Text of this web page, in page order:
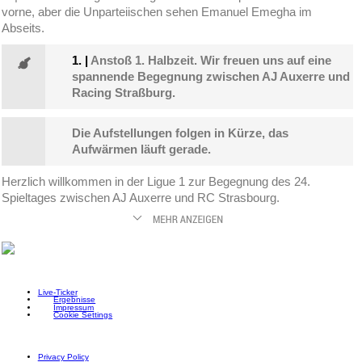
vorne, aber die Unparteiischen sehen Emanuel Emegha im
Abseits.
1. | Anstoß 1. Halbzeit. Wir freuen uns auf eine
spannende Begegnung zwischen AJ Auxerre und
Racing Straßburg.
Die Aufstellungen folgen in Kürze, das
Aufwärmen läuft gerade.
Herzlich willkommen in der Ligue 1 zur Begegnung des 24.
Spieltages zwischen AJ Auxerre und RC Strasbourg.
Live-Ticker
Ergebnisse
Impressum
Cookie Settings
Privacy Policy